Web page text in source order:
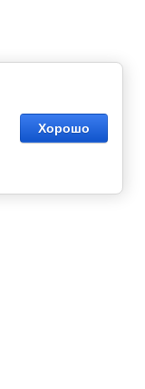
Хорошо